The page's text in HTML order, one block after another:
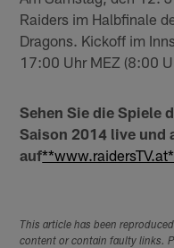
Raiders im Halbfinale
Dragons. Kickoff im
17:00 Uhr MEZ (8:00
Sehen Sie die Spiele
Saison 2014 live und
auf
This article has been
content or contain faulty links.